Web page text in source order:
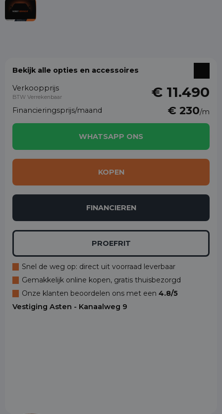
Bekijk alle opties en accessoires
Verkoopprijs
BTW Verrekenbaar € 11.490
Financieringsprijs/maand € 230/m
WHATSAPP ONS
KOPEN
FINANCIEREN
PROEFRIT
Snel de weg op: direct uit voorraad leverbaar
Gemakkelijk online kopen, gratis thuisbezorgd
Onze klanten beoordelen ons met een 4.8/5
Vestiging Asten - Kanaalweg 9